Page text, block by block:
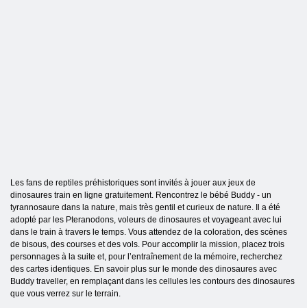
Les fans de reptiles préhistoriques sont invités à jouer aux jeux de
dinosaures train en ligne gratuitement. Rencontrez le bébé Buddy - un
tyrannosaure dans la nature, mais très gentil et curieux de nature. Il a été
adopté par les Pteranodons, voleurs de dinosaures et voyageant avec lui
dans le train à travers le temps. Vous attendez de la coloration, des scènes
de bisous, des courses et des vols. Pour accomplir la mission, placez trois
personnages à la suite et, pour l’entraînement de la mémoire, recherchez
des cartes identiques. En savoir plus sur le monde des dinosaures avec
Buddy traveller, en remplaçant dans les cellules les contours des dinosaures
que vous verrez sur le terrain.